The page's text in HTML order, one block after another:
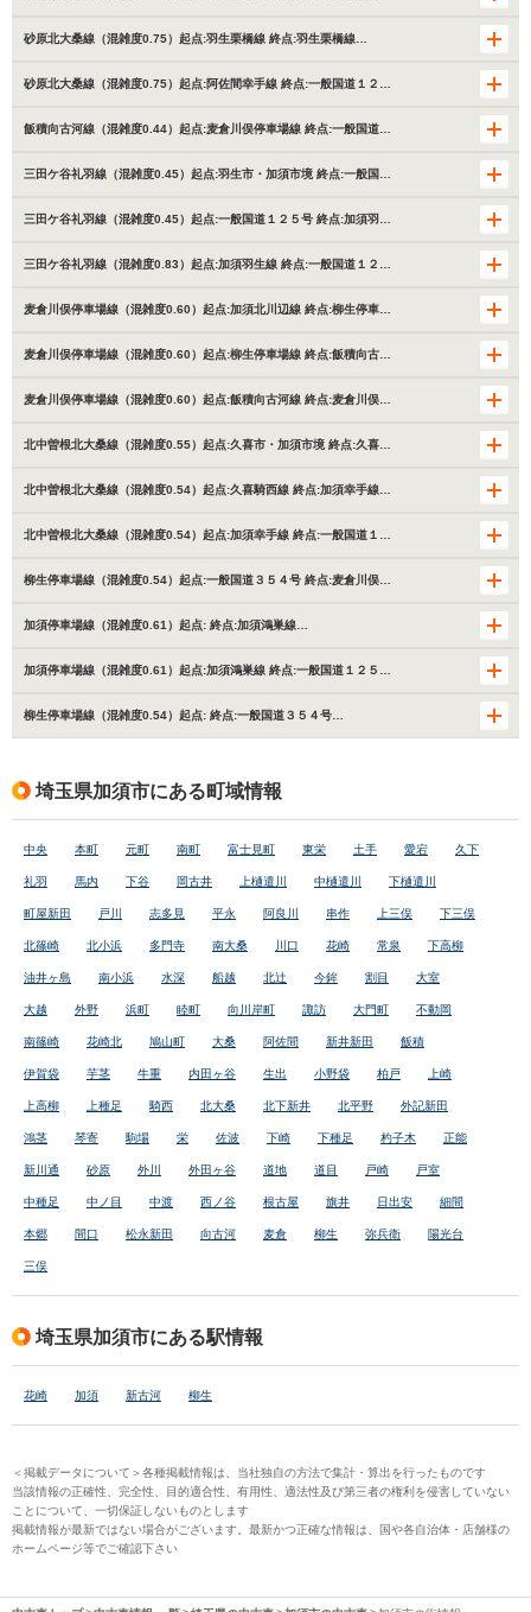
砂原北大桑線（混雑度0.75）起点:羽生栗橋線 終点:羽生栗橋線…
砂原北大桑線（混雑度0.75）起点:阿佐間幸手線 終点:一般国道１２…
飯積向古河線（混雑度0.44）起点:麦倉川俣停車場線 終点:一般国道…
三田ケ谷礼羽線（混雑度0.45）起点:羽生市・加須市境 終点:一般国…
三田ケ谷礼羽線（混雑度0.45）起点:一般国道１２５号 終点:加須羽…
三田ケ谷礼羽線（混雑度0.83）起点:加須羽生線 終点:一般国道１２…
麦倉川俣停車場線（混雑度0.60）起点:加須北川辺線 終点:柳生停車…
麦倉川俣停車場線（混雑度0.60）起点:柳生停車場線 終点:飯積向古…
麦倉川俣停車場線（混雑度0.60）起点:飯積向古河線 終点:麦倉川俣…
北中曽根北大桑線（混雑度0.55）起点:久喜市・加須市境 終点:久喜…
北中曽根北大桑線（混雑度0.54）起点:久喜騎西線 終点:加須幸手線…
北中曽根北大桑線（混雑度0.54）起点:加須幸手線 終点:一般国道１…
柳生停車場線（混雑度0.54）起点:一般国道３５４号 終点:麦倉川俣…
加須停車場線（混雑度0.61）起点: 終点:加須鴻巣線…
加須停車場線（混雑度0.61）起点:加須鴻巣線 終点:一般国道１２５…
柳生停車場線（混雑度0.54）起点: 終点:一般国道３５４号…
埼玉県加須市にある町域情報
中央 本町 元町 南町 富士見町 東栄 土手 愛宕 久下
礼羽 馬内 下谷 岡古井 上樋遣川 中樋遣川 下樋遣川
町屋新田 戸川 志多見 平永 阿良川 串作 上三俣 下三俣
北篠崎 北小浜 多門寺 南大桑 川口 花崎 常泉 下高柳
油井ヶ島 南小浜 水深 船越 北辻 今鉾 割目 大室
大越 外野 浜町 睦町 向川岸町 諏訪 大門町 不動岡
南篠崎 花崎北 鳩山町 大桑 阿佐間 新井新田 飯積
伊賀袋 芋茎 牛重 内田ヶ谷 生出 小野袋 柏戸 上崎
上高柳 上種足 騎西 北大桑 北下新井 北平野 外記新田
鴻茎 琴寄 駒場 栄 佐波 下崎 下種足 杓子木 正能
新川通 砂原 外川 外田ヶ谷 道地 道目 戸崎 戸室
中種足 中ノ目 中渡 西ノ谷 根古屋 旗井 日出安 細間
本郷 間口 松永新田 向古河 麦倉 柳生 弥兵衛 陽光台
三俣
埼玉県加須市にある駅情報
花崎 加須 新古河 柳生
＜掲載データについて＞各種掲載情報は、当社独自の方法で集計・算出を行ったものです
当該情報の正確性、完全性、目的適合性、有用性、適法性及び第三者の権利を侵害していない
ことについて、一切保証しないものとします
掲載情報が最新ではない場合がございます。最新かつ正確な情報は、国や各自治体・店舗様の
ホームページ等でご確認下さい